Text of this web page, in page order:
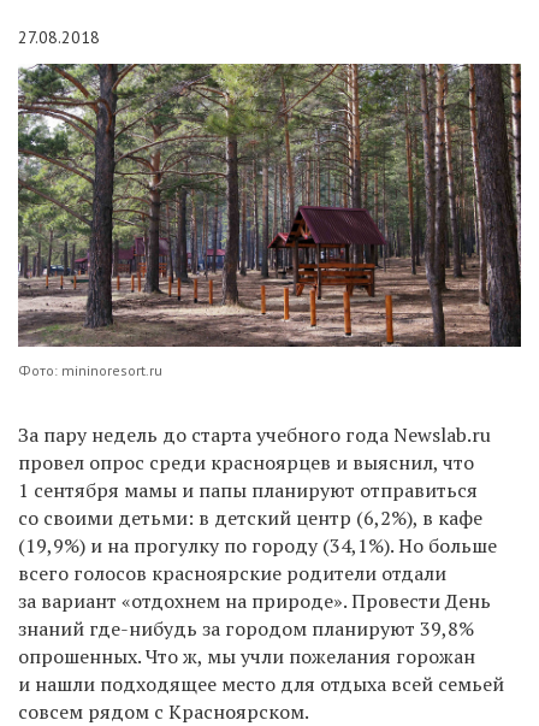
27.08.2018
Фото: mininoresort.ru
За пару недель до старта учебного годаNewslab.ru
провел опрос среди красноярцев и выяснил, что
1 сентября мамы и папы планируют отправиться
со своими детьми: в детский центр (6,2%), в кафе
(19,9%) и на прогулку по городу (34,1%). Но больше
всего голосов красноярские родители отдали
за вариант «отдохнем на природе». Провести День
знаний где-нибудь за городом планируют 39,8%
опрошенных. Что ж, мы учли пожелания горожан
и нашли подходящее место для отдыха всей семьей
совсем рядом с Красноярском.